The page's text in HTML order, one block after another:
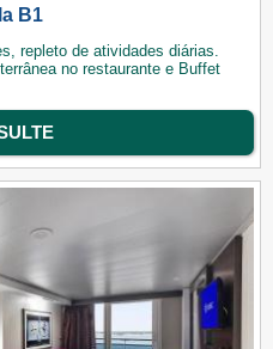
B1
repleto de atividades diárias.
no restaurante e Buffet